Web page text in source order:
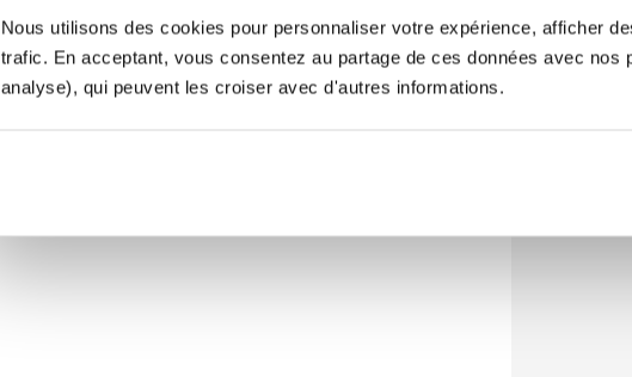
Nous utilisons des cookies pour personnaliser votre expérience, afficher
trafic. En acceptant, vous consentez au partage de ces données avec nos
analyse), qui peuvent les croiser avec d'autres informations.